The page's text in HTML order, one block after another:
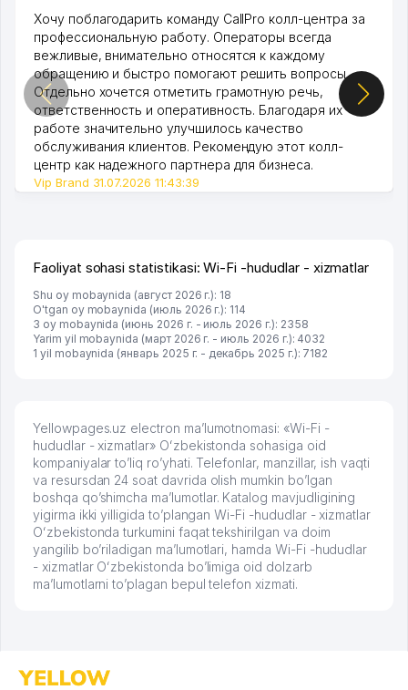
Хочу поблагодарить команду CallPro колл-центра за
профессиональную работу. Операторы всегда
вежливые, внимательно относятся к каждому
обращению и быстро помогают решить вопросы.
Отдельно хочется отметить грамотную речь,
ответственность и оперативность. Благодаря их
работе значительно улучшилось качество
обслуживания клиентов. Рекомендую этот колл-
центр как надежного партнера для бизнеса.
Vip Brand 31.07.2026 11:43:39
Faoliyat sohasi statistikasi: Wi-Fi -hududlar - xizmatlar
Shu oy mobaynida (август 2026 г.): 18
O'tgan oy mobaynida (июль 2026 г.): 114
3 oy mobaynida (июнь 2026 г. - июль 2026 г.): 2358
Yarim yil mobaynida (март 2026 г. - июль 2026 г.): 4032
1 yil mobaynida (январь 2025 г. - декабрь 2025 г.): 7182
Yellowpages.uz electron ma’lumotnomasi: «Wi-Fi -
hududlar - xizmatlar» Oʻzbekistonda sohasiga oid
kompaniyalar to’liq ro’yhati. Telefonlar, manzillar, ish vaqti
va resursdan 24 soat davrida olish mumkin bo’lgan
boshqa qo’shimcha ma’lumotlar. Katalog mavjudligining
yigirma ikki yilligida to’plangan Wi-Fi -hududlar - xizmatlar
Oʻzbekistonda turkumini faqat tekshirilgan va doim
yangilib bo’riladigan ma’lumotlari, hamda Wi-Fi -hududlar
- xizmatlar Oʻzbekistonda bo’limiga oid dolzarb
ma’lumotlarni to’plagan bepul telefon xizmati.